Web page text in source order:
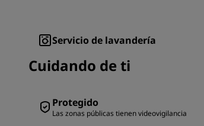
Servicio de lavandería
Cuidando de ti
Protegido
Las zonas públicas tienen videovigilancia